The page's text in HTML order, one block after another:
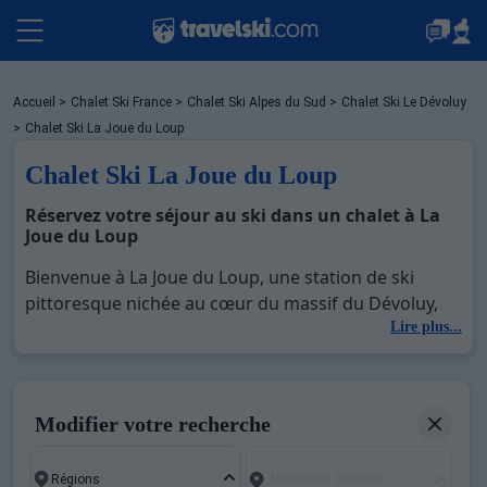
Packages
Stations
Sites CSE & Groupes
Accueil > Chalet Ski France > Chalet Ski Alpes du Sud > Chalet Ski Le Dévoluy
> Chalet Ski La Joue du Loup
Chalet Ski La Joue du Loup
Réservez votre séjour au ski dans un chalet à La
Joue du Loup
Bienvenue à La Joue du Loup, une station de ski
pittoresque nichée au cœur du massif du Dévoluy,
connue pour son ambiance chaleureuse et ses
bois se marie à des services de haute qualité pour
Lire plus...
Modifier votre recherche